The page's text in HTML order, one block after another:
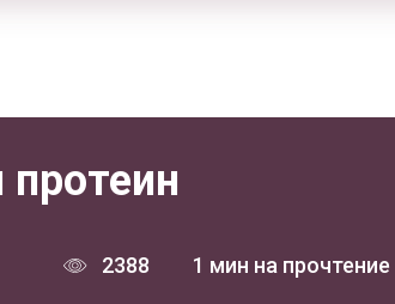
2388 1 мин на прочтение